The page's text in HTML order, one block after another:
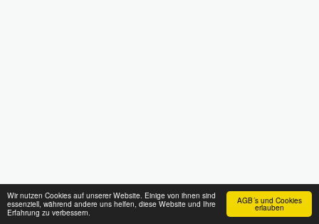
AGB´s und Cookies
erlauben
Wir nutzen Cookies auf unserer Website. Einige von ihnen sind
essenziell, während andere uns helfen, diese Website und Ihre
Erfahrung zu verbessern.